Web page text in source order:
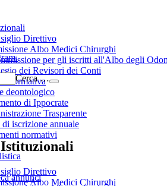
.
Cerca …
Direttivo
Albo Medici Chirurghi
Direttivo
Albo Medici Chirurghi
per gli iscritti all'Albo degli
dei Revisori dei Conti
e normativa
deontologico
di Ippocrate
Trasparente
di iscrizione annuale
normativi
annunci